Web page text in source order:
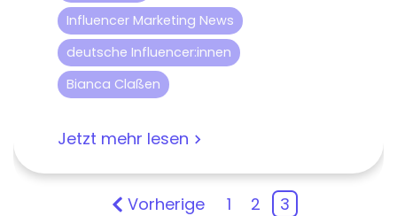
Influencer Marketing News
deutsche Influencer:innen
Bianca Claßen
Jetzt mehr lesen
Vorherige 1 2 3